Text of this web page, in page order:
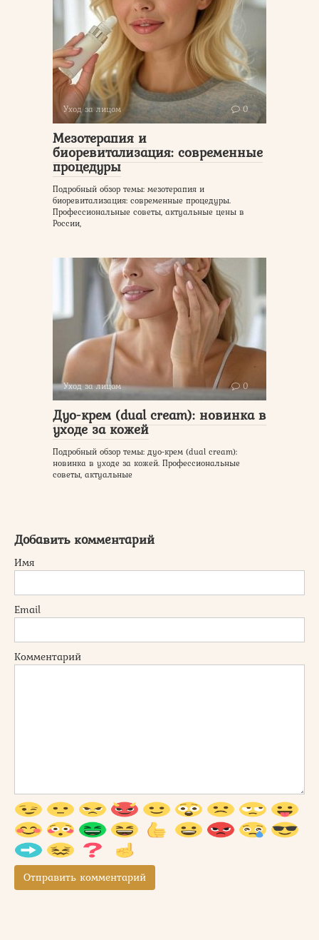
Уход за лицом 0
Мезотерапия и
биоревитализация: современные
процедуры
Подробный обзор темы: мезотерапия и
биоревитализация: современные процедуры.
Профессиональные советы, актуальные цены в
России,
Уход за лицом 0
Дуо-крем (dual cream): новинка в
уходе за кожей
Подробный обзор темы: дуо-крем (dual cream):
новинка в уходе за кожей. Профессиональные
советы, актуальные
Добавить комментарий
Имя
Email
Комментарий